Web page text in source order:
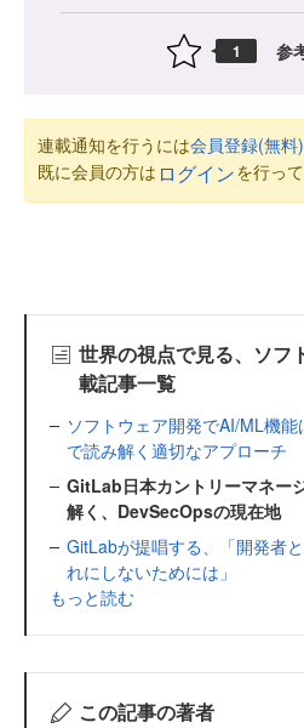
1 参
連載通知を行うには会員登録(無料)
既に会員の方は ログインを行っ
世界の視点で見る、ソフ
載記事一覧
ソフトウェア開発でAI/ML機
で読み解く適切なアプローチ
GitLab日本カントリーマネー
解く、DevSecOpsの現在地
GitLabが提唱する、「開発者
れにしないためには」
もっと読む
この記事の著者